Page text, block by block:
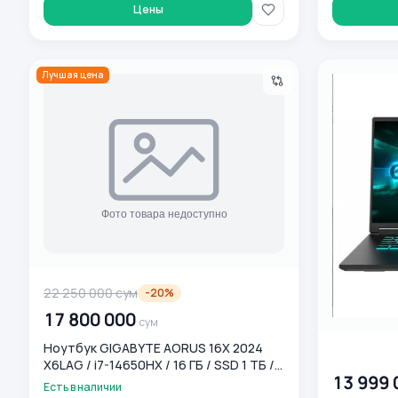
(1TH93KZC94AD)Цены
Ноутбук GIGABYTE AORUS 16X 2024 X6LAG / i7-
Лучшая цена
22 250 000сум -20%
17 800 000 сум
Ноутбук GIGABYTE AORUS 16X 2024
X6LAG / i7-14650HX / 16 ГБ / SSD 1 ТБ /
RTX 4060 / 16", Чёрный
Есть в наличии
Игровой
13 999